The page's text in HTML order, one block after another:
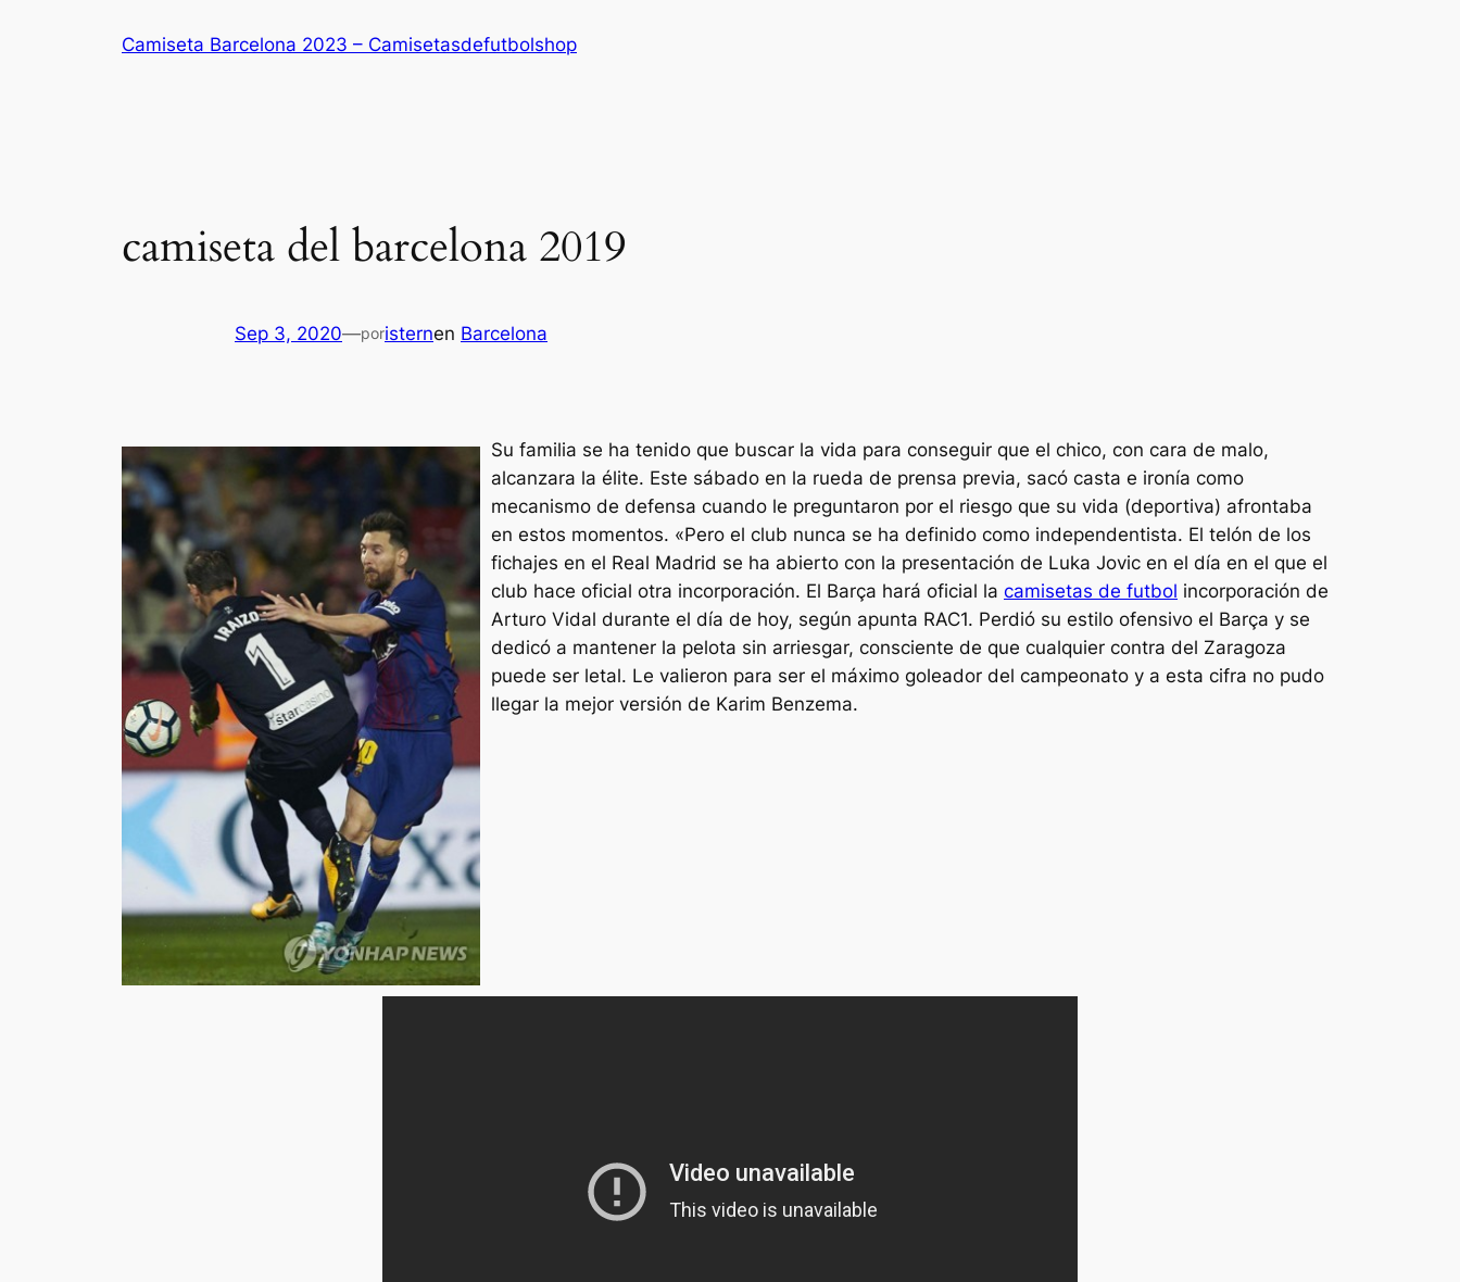
Camiseta Barcelona 2023 – Camisetasdefutbolshop
camiseta del barcelona 2019
Sep 3, 2020—poristernen Barcelona
Su familia se ha tenido que buscar la vida para conseguir que el chico, con cara de malo,
alcanzara la élite. Este sábado en la rueda de prensa previa, sacó casta e ironía como
mecanismo de defensa cuando le preguntaron por el riesgo que su vida (deportiva) afrontaba
en estos momentos. «Pero el club nunca se ha definido como independentista. El telón de los
fichajes en el Real Madrid se ha abierto con la presentación de Luka Jovic en el día en el que el
club hace oficial otra incorporación. El Barça hará oficial la camisetas de futbol incorporación de
Arturo Vidal durante el día de hoy, según apunta RAC1. Perdió su estilo ofensivo el Barça y se
dedicó a mantener la pelota sin arriesgar, consciente de que cualquier contra del Zaragoza
puede ser letal. Le valieron para ser el máximo goleador del campeonato y a esta cifra no pudo
llegar la mejor versión de Karim Benzema.